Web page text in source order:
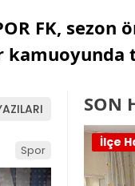
FK,
kamuoyunda
Spor
SON
İlçe